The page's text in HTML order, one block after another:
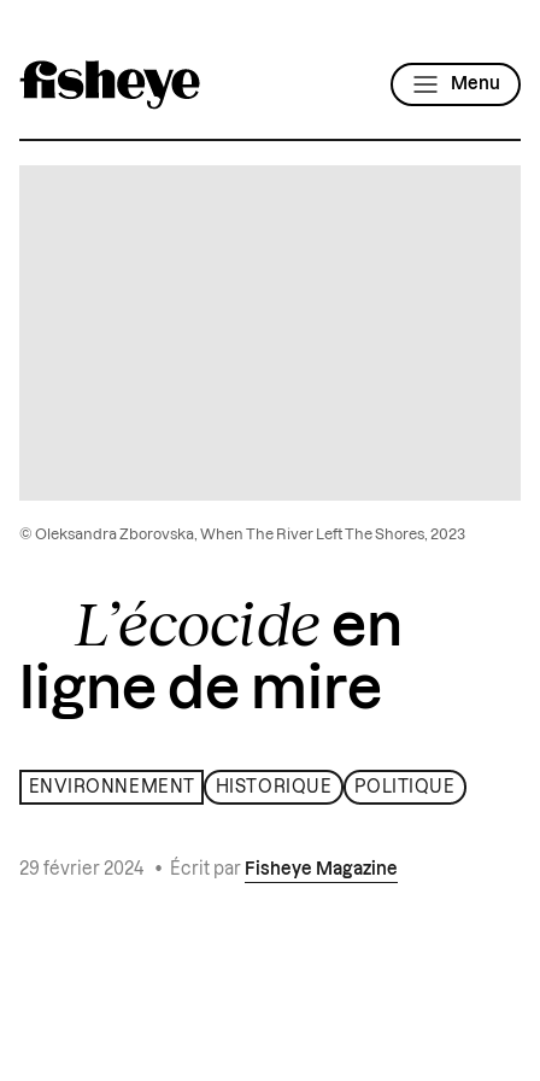
Menu
L’écocide en
ligne de mire
ENVIRONNEMENT HISTORIQUE POLITIQUE
29 février 2024 • Écrit par Fisheye Magazine
© Oleksandra Zborovska, When The River Left The Shores, 2023